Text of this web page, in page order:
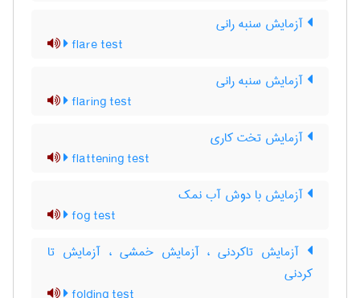
آزمایش سنبه رانی
flare test
آزمایش سنبه رانی
flaring test
آزمایش تخت کاری
flattening test
آزمایش با دوش آب نمک
fog test
آزمایش تاکردنی ، آزمایش خمشی ، آزمایش تا
کردنی